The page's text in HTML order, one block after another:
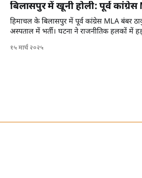
बिलासपुर में खूनी होली: पूर्व
हिमाचल के बिलासपुर में पूर्व कांग्रेस MLA बंबर
अस्पताल में भर्ती। घटना ने राजनीतिक हलकों में
१५ मार्च २०२५